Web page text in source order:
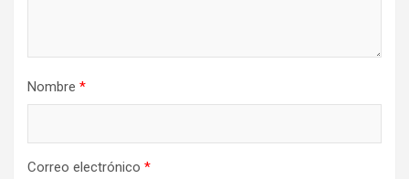
Nombre *
Correo electrónico *